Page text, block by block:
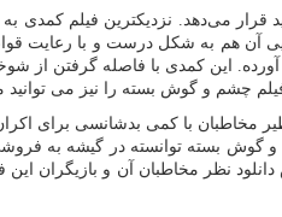
می‌دهد. نزدیکترین فیلم کمدی
آن هم به شکل درست و با رعایت
این کمدی با فاصله گرفتن از
و گوش بسته را نیز می توانید
رفت اما علیرغم استقبال کم نظیر مخاطبان با
نظر مخاطبان آن و بازیگران این